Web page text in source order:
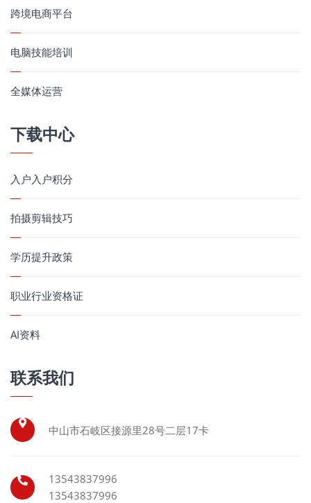
跨境电商平台
电脑技能培训
全媒体运营
下载中心
入户入户积分
拍摄剪辑技巧
学历提升政策
职业行业资格证
AI资料
联系我们
中山市石岐区接源里28号二层17卡
13543837996
13543837996